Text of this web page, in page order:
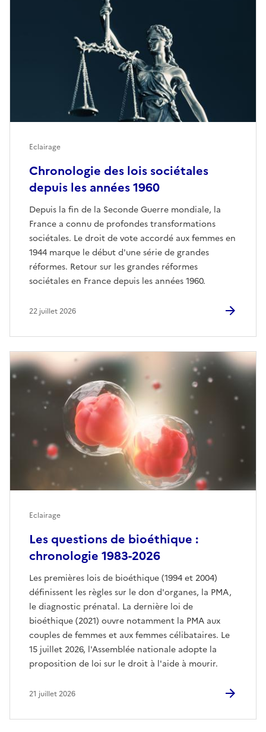
Chronologie des lois sociétales
depuis les années 1960
Depuis la fin de la Seconde Guerre mondiale, la
France a connu de profondes transformations
sociétales. Le droit de vote accordé aux femmes en
1944 marque le début d'une série de grandes
réformes. Retour sur les grandes réformes
sociétales en France depuis les années 1960.
Eclairage
22 juillet 2026
Les questions de bioéthique :
chronologie 1983-2026
Les premières lois de bioéthique (1994 et 2004)
définissent les règles sur le don d'organes, la PMA,
le diagnostic prénatal. La dernière loi de
bioéthique (2021) ouvre notamment la PMA aux
couples de femmes et aux femmes célibataires. Le
15 juillet 2026, l'Assemblée nationale adopte la
proposition de loi sur le droit à l'aide à mourir.
Eclairage
21 juillet 2026